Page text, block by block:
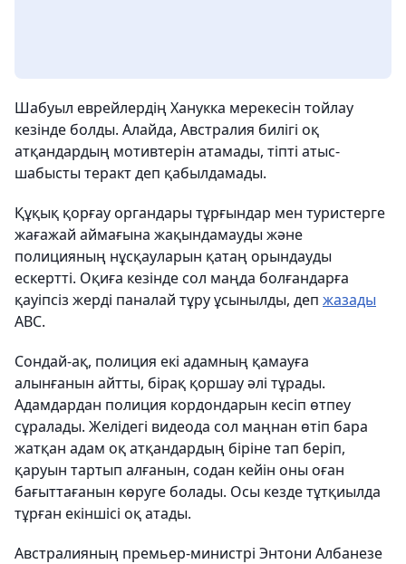
Шабуыл еврейлердің Ханукка мерекесін тойлау
кезінде болды. Алайда, Австралия билігі оқ
атқандардың мотивтерін атамады, тіпті атыс-
шабысты теракт деп қабылдамады.
Құқық қорғау органдары тұрғындар мен туристерге
жағажай аймағына жақындамауды және
полицияның нұсқауларын қатаң орындауды
ескертті. Оқиға кезінде сол маңда болғандарға
қауіпсіз жерді паналай тұру ұсынылды, деп жазады
ABC.
Сондай-ақ, полиция екі адамның қамауға
алынғанын айтты, бірақ қоршау әлі тұрады.
Адамдардан полиция кордондарын кесіп өтпеу
сұралады. Желідегі видеода сол маңнан өтіп бара
жатқан адам оқ атқандардың біріне тап беріп,
қаруын тартып алғанын, содан кейін оны оған
бағыттағанын көруге болады. Осы кезде тұтқиылда
тұрған екіншісі оқ атады.
Австралияның премьер-министрі Энтони Албанезе